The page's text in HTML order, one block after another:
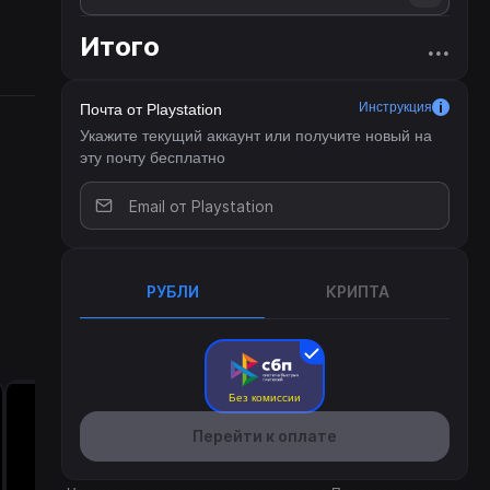
Итого ...
Почта от Playstation
Укажите текущий аккаунт или получите новый на
эту почту бесплатно
Инструкция
РУБЛИ КРИПТА
Без комиссии
Перейти к оплате